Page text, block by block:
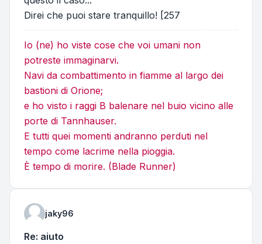
Direi che puoi stare tranquillo! [257
Io (ne) ho viste cose che voi umani non
potreste immaginarvi.
Navi da combattimento in fiamme al largo dei
bastioni di Orione;
e ho visto i raggi B balenare nel buio vicino alle
porte di Tannhauser.
E tutti quei momenti andranno perduti nel
tempo come lacrime nella pioggia.
È tempo di morire. (Blade Runner)
jaky96
Re: aiuto